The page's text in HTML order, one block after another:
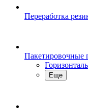
Переработка
Пакетировочные
Еще